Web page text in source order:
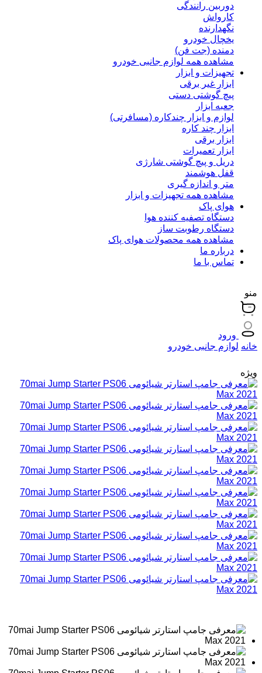
دوربین رانندگی
کارواش
نگهدارنده
یخچال خودرو
دمنده (جت فن)
مشاهده همه لوازم جانبی خودرو
تجهیزات و ابزار
ابزار غیر برقی
پیچ گوشتی دستی
جعبه ابزار
لوازم و ابزار چندکاره (مسافرتی)
ابزار چند کاره
ابزار برقی
ابزار تعمیرات
دریل و پیچ گوشتی شارژی
قفل هوشمند
متر و اندازه گیری
مشاهده همه تجهیزات و ابزار
هوای پاک
دستگاه تصفیه کننده هوا
دستگاه رطوبت ساز
مشاهده همه محصولات هوای پاک
درباره ما
تماس با ما
منو
ورود
خانه لوازم جانبی خودرو
ویژه